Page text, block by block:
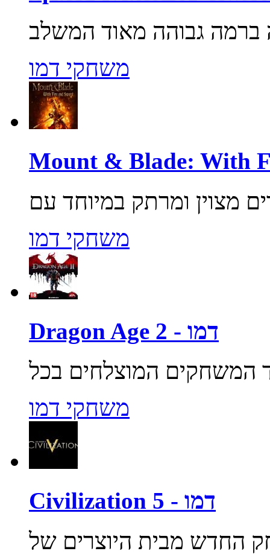
משחקי דמו
משחקי דמו
Dragon Age 2 - דמו
משחקי דמו
Civilization 5 - דמו